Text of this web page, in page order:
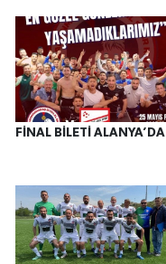
FİNAL BİLETİ ALANYA’DA